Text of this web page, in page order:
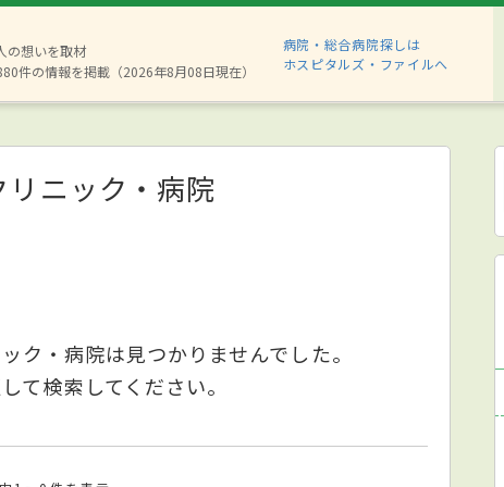
の想いを取材
件の情報を掲載（2026年8月08日現在）
病院・総合病院探しは
ホスピタルズ・ファイルへ
リニック・病院
ク・病院は見つかりませんでした。
て検索してください。